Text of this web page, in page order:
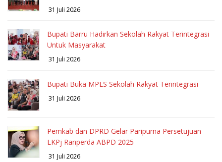
31 Juli 2026
Bupati Barru Hadirkan Sekolah Rakyat Terintegrasi
Untuk Masyarakat
31 Juli 2026
Bupati Buka MPLS Sekolah Rakyat Terintegrasi
31 Juli 2026
Pemkab dan DPRD Gelar Paripurna Persetujuan
LKPj Ranperda ABPD 2025
31 Juli 2026